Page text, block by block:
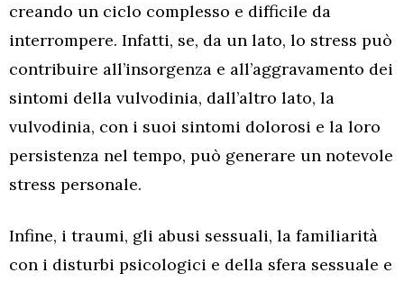
creando un ciclo complesso e difficile da
interrompere. Infatti, se, da un lato, lo stress può
contribuire all’insorgenza e all’aggravamento dei
sintomi della vulvodinia, dall’altro lato, la
vulvodinia, con i suoi sintomi dolorosi e la loro
persistenza nel tempo, può generare un notevole
stress personale.
Infine, i traumi, gli abusi sessuali, la familiarità
con i disturbi psicologici e della sfera sessuale e